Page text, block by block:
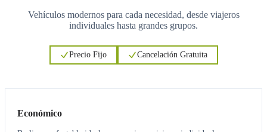
Vehículos modernos para cada necesidad, desde viajeros
individuales hasta grandes grupos.
Precio Fijo Cancelación Gratuita
Económico